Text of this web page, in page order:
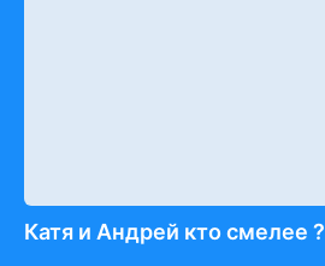
Катя и Андрей кто смелее ?